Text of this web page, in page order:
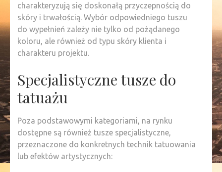
charakteryzują się doskonałą przyczepnością do
skóry i trwałością. Wybór odpowiedniego tuszu
do wypełnień zależy nie tylko od pożądanego
koloru, ale również od typu skóry klienta i
charakteru projektu.
Specjalistyczne tusze do
tatuażu
Poza podstawowymi kategoriami, na rynku
dostępne są również tusze specjalistyczne,
przeznaczone do konkretnych technik tatuowania
lub efektów artystycznych: